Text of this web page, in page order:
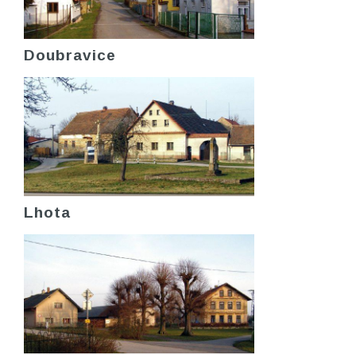
Doubravice
Lhota